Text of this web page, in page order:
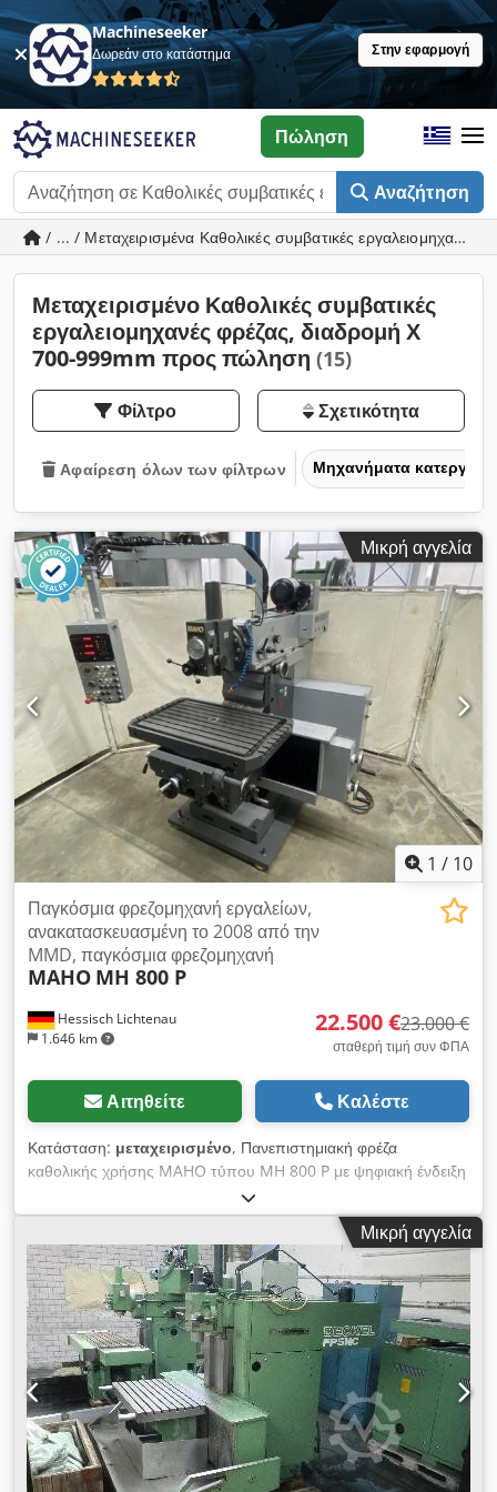
Machineseeker
Δωρεάν στο κατάστημα Στην εφαρμογή
Αναζήτηση
Πώληση
/ ... / Μεταχειρισμένα Καθολικές συμβατικές
Μεταχειρισμένο Καθολικές συμβατικές
εργαλειομηχανές φρέζας, διαδρομή Χ
700-999mm προς πώληση (15)
Φίλτρο Σχετικότητα
Αφαίρεση όλων των φίλτρων Μηχανήματα
Μικρή αγγελία
1 / 10
Hessisch Lichtenau
1.646 km
Παγκόσμια φρεζομηχανή εργαλείων,
ανακατασκευασμένη το 2008 από την
MMD, παγκόσμια φρεζομηχανή
MAHO MH 800 P
22.500 €23.000 €
σταθερή τιμή συν ΦΠΑ
Αιτηθείτε Καλέστε
Κατάσταση: μεταχειρισμένο, Πανεπιστημιακή φρέζα
καθολικής χρήσης MAHO τύπου MH 800 P με ψηφιακή ένδειξη
και διαδρομικό έλεγχο HEIDENHAIN TNC 121 Αρ. 80983, Έτος
κατασκευής 1982 Η μηχανή ανακατασκευάστηκε από την
MMD το 2008 και στη συνέχεια χρησιμοποιήθηκε σπάνια στο
συνεργείο ενός ηλεκτρονικού εργαστηρίου. Διαδρομές: X: 700
mm, Y: 450 mm, Z: 500 mm Διαστάσεις τραπεζιού: 1050 x
627 mm Υποδοχή ατράκτου: ISO 40 Στροφές ατράκτου: 40-
2000 σ.α.λ., 18 βαθμίδες Τροφοδοσία άξονα X, Z: 10-500 mm/
λεπτό, άπειρη ρύθμιση Τροφοδοσία άξονα Y: 5-250 mm/
λεπτό, άπειρη ρύθμιση Ταχεία κίνηση άξονα X, Z: 1,4 m/λεπτό
Ταχεία κίνηση άξονα Y: 0,7 m/λεπτό Μετατόπιση πείρου
κάθετα: 100 mm Βήμα πείρου κάθετα: 0,02 / 0,03 / 0,05 / 0,08
/ 0,12 / 0,2 mm/στρ Μετατόπιση πείρου οριζόντια: 100 mm
Κινητήρας ατράκτου: 5,5 kW Dkjdpjv Amrysfx Aifor Ηλεκτρική
Μικρή αγγελία